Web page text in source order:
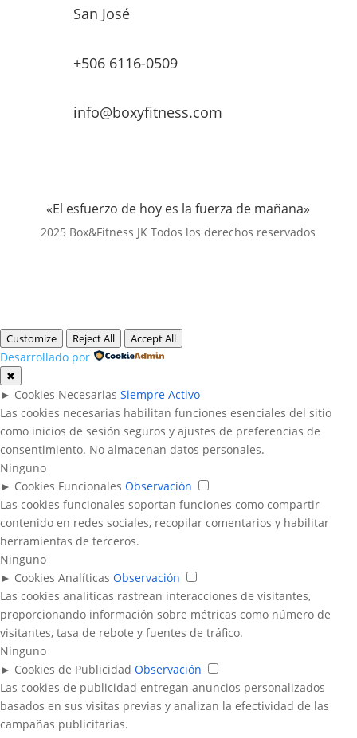
San José
+506 6116-0509
info@boxyfitness.com
«El esfuerzo de hoy es la fuerza de mañana»
2025 Box&Fitness JK Todos los derechos reservados
Customize Reject All Accept All
Desarrollado por
✖
► Cookies Necesarias Siempre Activo
Las cookies necesarias habilitan funciones esenciales del sitio
como inicios de sesión seguros y ajustes de preferencias de
consentimiento. No almacenan datos personales.
Ninguno
► Cookies Funcionales Observación
Las cookies funcionales soportan funciones como compartir
contenido en redes sociales, recopilar comentarios y habilitar
herramientas de terceros.
Ninguno
► Cookies Analíticas Observación
Las cookies analíticas rastrean interacciones de visitantes,
proporcionando información sobre métricas como número de
visitantes, tasa de rebote y fuentes de tráfico.
Ninguno
► Cookies de Publicidad Observación
Las cookies de publicidad entregan anuncios personalizados
basados en sus visitas previas y analizan la efectividad de las
campañas publicitarias.